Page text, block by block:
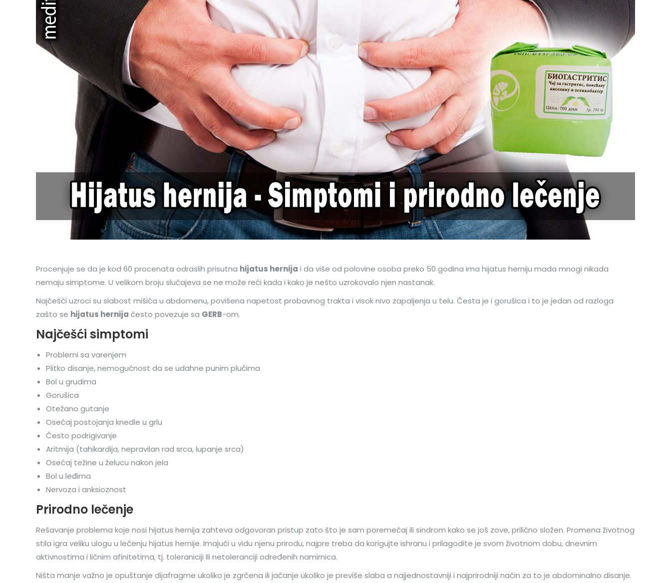
Procenjuje se da je kod 60 procenata odraslih prisutna hijatus hernija i da više od polovine osoba preko 50 godina ima hijatus herniju mada mnogi nikada
nemaju simptome. U velikom broju slučajeva se ne može reći kada i kako je nešto uzrokovalo njen nastanak.
Najčešći uzroci su slabost mišića u abdomenu, povišena napetost probavnog trakta i visok nivo zapaljenja u telu. Česta je i gorušica i to je jedan od razloga
zašto se hijatus hernija često povezuje sa GERB-om.
Najčešći simptomi
Problemi sa varenjem
Plitko disanje, nemogućnost da se udahne punim plućima
Bol u grudima
Gorušica
Otežano gutanje
Osećaj postojanja knedle u grlu
Često podrigivanje
Aritmija (tahikardija, nepravilan rad srca, lupanje srca)
Osećaj težine u želucu nakon jela
Bol u leđima
Nervoza i anksioznost
Prirodno lečenje
Rešavanje problema koje nosi hijatus hernija zahteva odgovoran pristup zato što je sam poremećaj ili sindrom kako se još zove, prilično složen. Promena životnog
stila igra veliku ulogu u lečenju hijatus hernije. Imajući u vidu njenu prirodu, najpre treba da korigujte ishranu i prilagodite je svom životnom dobu, dnevnim
aktivnostima i ličnim afinitetima, tj. toleraniciji ili netoleranciji određenih namirnica.
Ništa manje važno je opuštanje dijafragme ukoliko je zgrčena ili jačanje ukoliko je previše slaba a najjednostavniji i najprirodniji način za to je abdominalno disanje.